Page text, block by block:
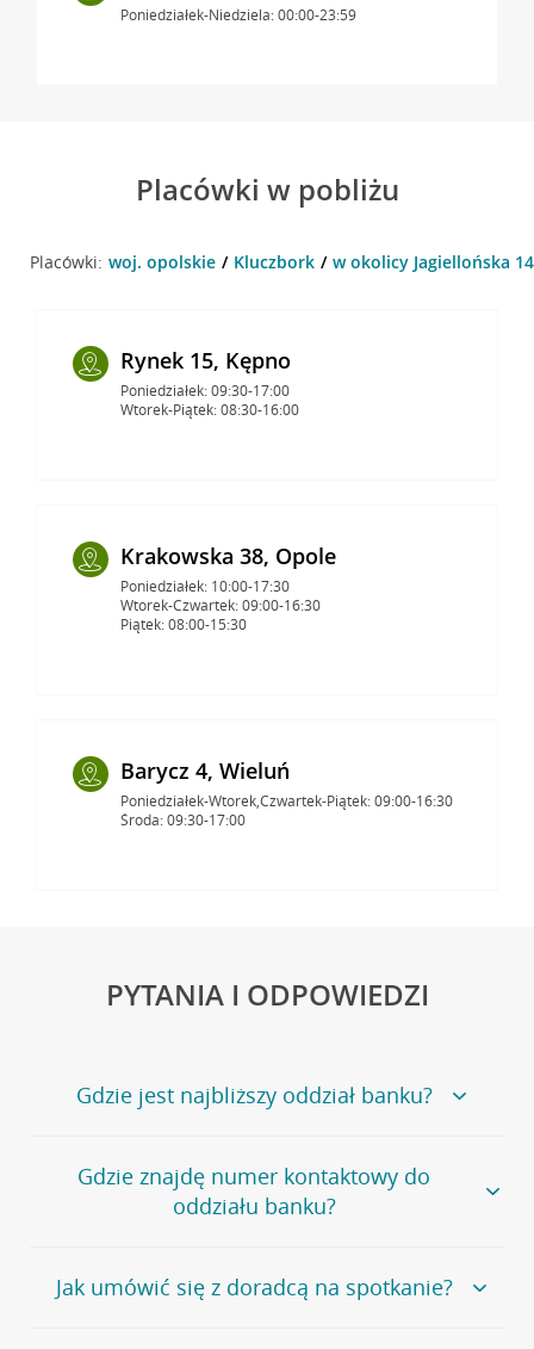
Poniedziałek-Niedziela: 00:00-23:59
Placówki w pobliżu
Placówki: woj. opolskie Kluczbork w okolicy Jagiellońska
Rynek 15, Kępno
Poniedziałek: 09:30-17:00
Wtorek-Piątek: 08:30-16:00
Krakowska 38, Opole
Poniedziałek: 10:00-17:30
Wtorek-Czwartek: 09:00-16:30
Piątek: 08:00-15:30
Barycz 4, Wieluń
Poniedziałek-Wtorek,Czwartek-Piątek: 09:00-16:30
Środa: 09:30-17:00
PYTANIA I ODPOWIEDZI
Gdzie jest najbliższy oddział banku?
Jeśli szukasz oddziału naszego banku, zapraszamy na
stronęPlacówki i bankomaty, na której znajduje się
wygodna wyszukiwarka.
oddziałów
Gdzie znajdę numer kontaktowy do
oddziału banku?
Bank Credit Agricole nie udostępnia ogólnego numeru
telefonu do placówki bankowej.
Jak umówić się z doradcą na spotkanie?